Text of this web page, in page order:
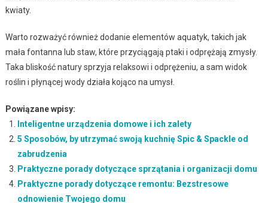
kwiaty.
Warto rozważyć również dodanie elementów aquatyk, takich jak
mała fontanna lub staw, które przyciągają ptaki i odprężają zmysły.
Taka bliskość natury sprzyja relaksowi i odprężeniu, a sam widok
roślin i płynącej wody działa kojąco na umysł.
Powiązane wpisy:
Inteligentne urządzenia domowe i ich zalety
5 Sposobów, by utrzymać swoją kuchnię Spic & Spackle od
zabrudzenia
Praktyczne porady dotyczące sprzątania i organizacji domu
Praktyczne porady dotyczące remontu: Bezstresowe
odnowienie Twojego domu